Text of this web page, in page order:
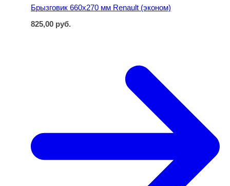
Брызговик 660х270 мм Renault (эконом)
825,00 руб.